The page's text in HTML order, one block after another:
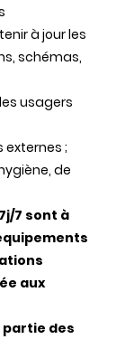
à jour les
schémas,
usagers
;
de
7 sont à
aux
des